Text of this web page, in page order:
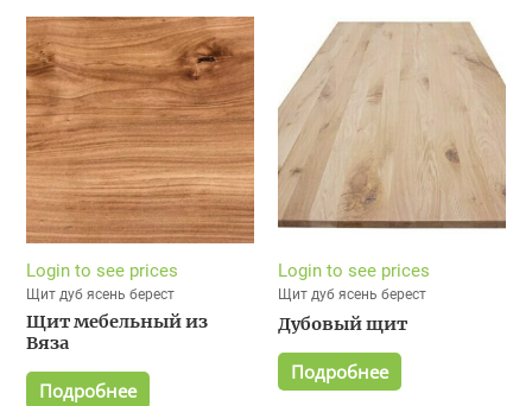
Login to see prices
Щит дуб ясень берест
Щит мебельный из
Вяза
Подробнее
Login to see prices
Щит дуб ясень берест
Дубовый щит
Подробнее